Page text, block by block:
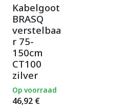
Kabelgoot
BRASQ
verstelbaa
r 75-
150cm
CT100
zilver
46,92€
Op voorraad